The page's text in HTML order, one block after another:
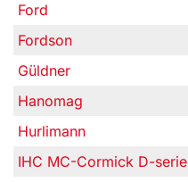
Ford
Fordson
Güldner
Hanomag
Hurlimann
IHC MC-Cormick D-serie